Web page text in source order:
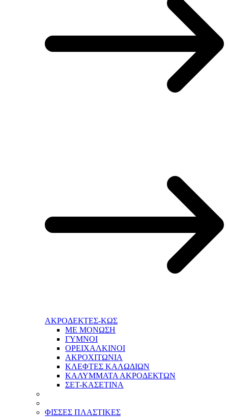
ΑΚΡΟΔΕΚΤΕΣ-ΚΩΣ
ΜΕ ΜΟΝΩΣΗ
ΓΥΜΝΟΙ
ΟΡΕΙΧΑΛΚΙΝΟΙ
ΑΚΡΟΧΙΤΩΝΙΑ
ΚΛΕΦΤΕΣ ΚΑΛΩΔΙΩΝ
ΚΑΛΥΜΜΑΤΑ ΑΚΡΟΔΕΚΤΩΝ
ΣΕΤ-ΚΑΣΕΤΙΝΑ
ΦΙΣΣΕΣ ΠΛΑΣΤΙΚΕΣ